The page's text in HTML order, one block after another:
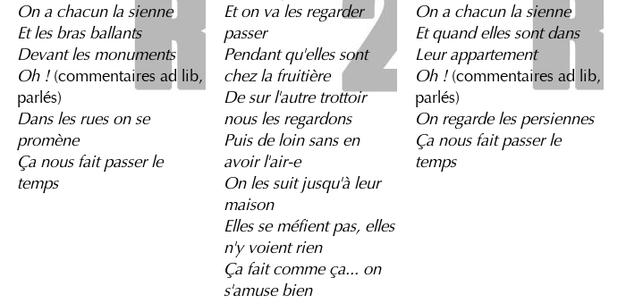
On a chacun la sienne
Et les bras ballants
Devant les monuments
Oh !(commentaires ad lib,
parlés)
Dans les rues on se
promène
Ça nous fait passer le
temps
Et on va les regarder
passer
Pendant qu'elles sont
chez la fruitière
De sur l'autre trottoir
nous les regardons
Puis de loin sans en
avoir l'air-e
On les suit jusqu'à leur
maison
Elles se méfient pas, elles
n'y voient rien
Ça fait comme ça... on
s'amuse bien
On a chacun la sienne
Et quand elles sont dans
Leur appartement
Oh ! (commentaires ad lib,
parlés)
On regarde les persiennes
Ça nous fait passer le
temps